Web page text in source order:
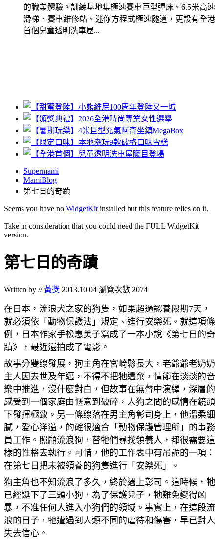
的職業體驗。訓練基地集極速賽車巨型彈床、6.5米高速
滑梯、賽車維修站、迷你方程式極速隧道，更設有全港
首個兒童透明洗車屋...
Supermami
MamiBlog
第七日的奇蹟
Seems you have no WidgetKit installed but this feature relies on it.
Take in consideration that you could need the FULL WidgetKit
version.
第七日的奇蹟
Written by //黃獎 2013.10.04 瀏覽次數 2074
在日本，流浪犬之家的狗隻，如果超過認養限期7天，
就必須依「動物保護法」規定、進行安樂死。就這項條
例，日本作家手松惠美子寫成了一本小說《第七日的奇
蹟》，最近還拍成了電影。
故事分雙缐發展，狗主角在宮崎縣長大，老爺爺老奶奶
主人因去世及年邁，不得不把牠遺棄，情節在淡淡的音
樂中推進，沒什麼對白，但故事在無聲中演繹，深層的
感受到一個家庭由愜意到破碎，人狗之間的感情在鏡頭
下發揮極致。另一條缐落在男主角彰司身上，他溫柔細
膩，愛心洋溢，的確很適合「動物保護管理所」的事務
員工作。照顧流浪狗，替牠們尋找領養人，都很需要這
樣的性格去執行。可惜，他的工作表中有吊詭的一項：
在第七日把未被領養的狗隻進行「安樂死」。
狗主角也不知流浪了多久，終於遇上彰司。這時候，牠
已經誕下了三頭小狗，為了保護兒子，牠難免變得凶
暴，不准任何人進入小狗們的領域。事實上，在這段流
浪的日子，牠遭遇到人類不同的虐待和傷害，早已對人
失去信心。